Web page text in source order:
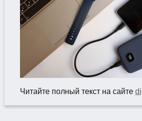
Читайте полный текст на сайте